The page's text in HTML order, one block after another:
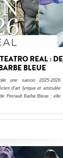
REAL : DE
BLEUE
une saison 2025-2026
d’art lyrique et articulée
Perrault Barbe Bleue : elle